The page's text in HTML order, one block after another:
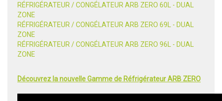
RÉFRIGÉRATEUR / CONGÉLATEUR ARB ZERO 60L - DUAL
ZONE
RÉFRIGÉRATEUR / CONGÉLATEUR ARB ZERO 69L - DUAL
ZONE
RÉFRIGÉRATEUR / CONGÉLATEUR ARB ZERO 96L - DUAL
ZONE
Découvrez la nouvelle Gamme de Réfrigérateur ARB ZERO